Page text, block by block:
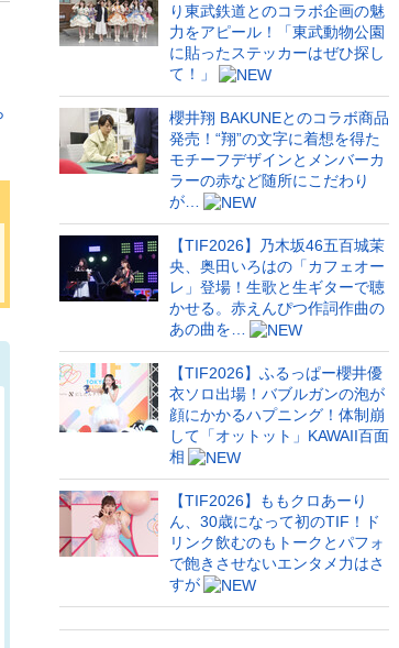
り東武鉄道とのコラボ企画の魅
力をアピール！「東武動物公園
に貼ったステッカーはぜひ探し
て！」
櫻井翔 BAKUNEとのコラボ商品
発売！“翔”の文字に着想を得た
モチーフデザインとメンバーカ
ラーの赤など随所にこだわり
が…
【TIF2026】乃木坂46五百城茉
央、奥田いろはの「カフェオー
レ」登場！生歌と生ギターで聴
かせる。赤えんぴつ作詞作曲の
あの曲を…
【TIF2026】ふるっぱー櫻井優
衣ソロ出場！バブルガンの泡が
顔にかかるハプニング！体制崩
して「オットット」KAWAII百面
相
【TIF2026】ももクロあーり
ん、30歳になって初のTIF！ド
リンク飲むのもトークとパフォ
で飽きさせないエンタメ力はさ
すが